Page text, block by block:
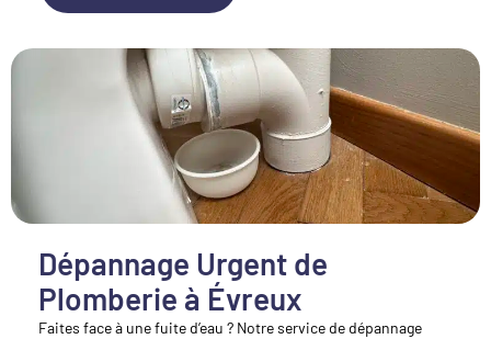
Dépannage Urgent de
Plomberie à Évreux
Faites face à une fuite d’eau ? Notre service de dépannage